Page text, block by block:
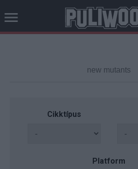
Cikktípus
Platform